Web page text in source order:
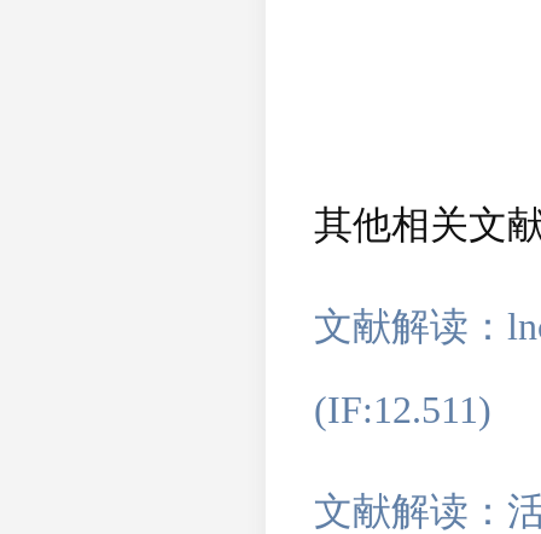
其他相关文
文献解读：
(IF:12.511)
文献解读：